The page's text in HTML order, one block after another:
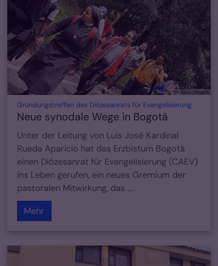
© Erzbistum Bogotá
Gründungstreffen des Diözesanrats für Evangelisierung:
Neue synodale Wege in Bogotá
Unter der Leitung von Luis José Kardinal
Rueda Aparicio hat das Erzbistum Bogotá
einen Diözesanrat für Evangelisierung (CAEV)
ins Leben gerufen, ein neues Gremium der
pastoralen Mitwirkung, das ...
Mehr